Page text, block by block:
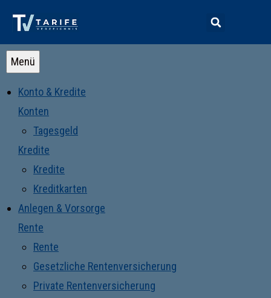
Menü
Konto & Kredite
Konten
Tagesgeld
Kredite
Kredite
Kreditkarten
Anlegen & Vorsorge
Rente
Rente
Gesetzliche Rentenversicherung
Private Rentenversicherung